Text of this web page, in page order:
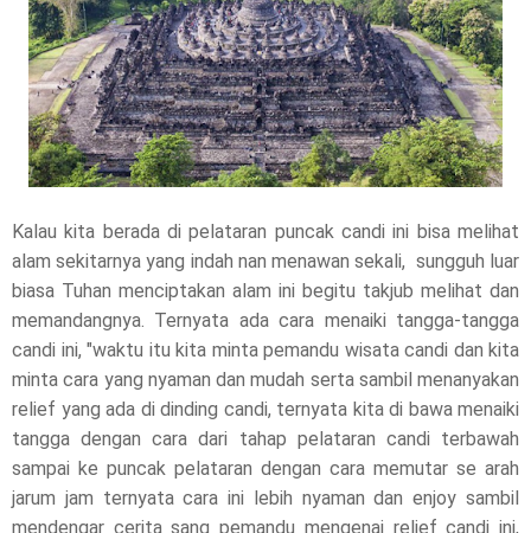
Kalau kita berada di pelataran puncak candi ini bisa melihat
alam sekitarnya yang indah nan menawan sekali, sungguh luar
biasa Tuhan menciptakan alam ini begitu takjub melihat dan
memandangnya. Ternyata ada cara menaiki tangga-tangga
candi ini, "waktu itu kita minta pemandu wisata candi dan kita
minta cara yang nyaman dan mudah serta sambil menanyakan
relief yang ada di dinding candi, ternyata kita di bawa menaiki
tangga dengan cara dari tahap pelataran candi terbawah
sampai ke puncak pelataran dengan cara memutar se arah
jarum jam ternyata cara ini lebih nyaman dan enjoy sambil
mendengar cerita sang pemandu mengenai relief candi ini,